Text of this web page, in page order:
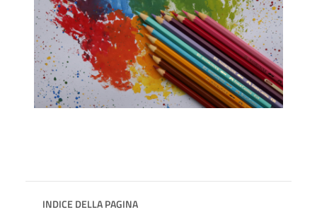
INDICE DELLA PAGINA